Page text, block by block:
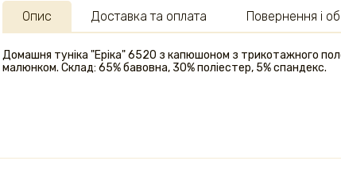
Опис
Домашня туніка "Еріка" 6520 з капюшоном з трикотажного
малюнком. Склад: 65% бавовна, 30% поліестер, 5% спандекс.
Доставка та оплата Повернення і